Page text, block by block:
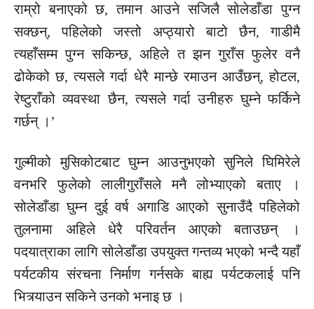
राम्रो बनाएको छ, तमान आउने सजिलै सोलेडाँडा पुग्न
सक्छन्, पहिलेको जस्तो अप्ठ्यारो बाटो छैन, गाडीमै
त्यहाँसम्म पुग्न सकिन्छ, अहिले त झन गुराँस फुलेर वनै
ढोकेको छ, त्यसले गर्दा धेरै मान्छे रमाउन आउँछन्, होटल,
रेष्टुराँको व्यवस्था छैन, त्यसले गर्दा उनीहरु घुम्ने फर्किने
गर्छन् ।’
गुल्मीको मुसिकोटबाट घुम्न आउनुभएको सुनिले घिमिरेले
वनभरि फुलेको लालीगुराँसले मनै लोभ्याएको बताए ।
सोलेडाँडा घुम्न दुई वर्ष अगाडि आएको सुनाउँदै पहिलेको
तुलनामा अहिले धेरै परिवर्तन आएको बताउछन् ।
पदयात्राका लागि सोलेडाँडा उपयुक्त गन्तव्य भएको भन्दै यहाँ
पर्यटकीय संरचना निर्माण गर्नसके बाह्य पर्यटकलाई पनि
भित्र्याउन सकिने उनको भनाइ छ ।